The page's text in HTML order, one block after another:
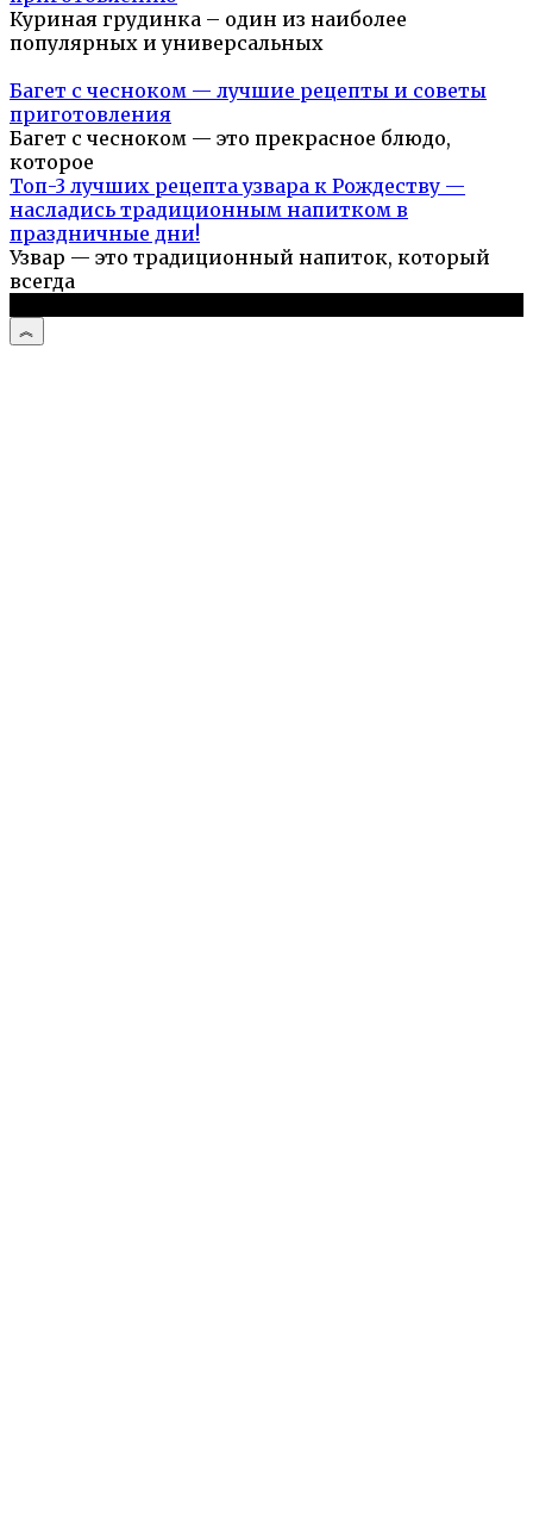
Куриная грудинка – один из наиболее
популярных и универсальных
Багет с чесноком — лучшие рецепты и советы
приготовления
Багет с чесноком — это прекрасное блюдо,
которое
Топ-3 лучших рецепта узвара к Рождеству —
насладись традиционным напитком в
праздничные дни!
Узвар — это традиционный напиток, который
всегда